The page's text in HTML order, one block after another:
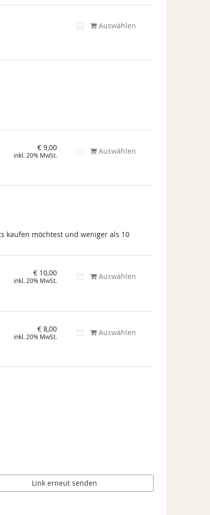
Auswählen
€ 9,00
inkl. 20% MwSt. Auswählen
kaufen möchtest und weniger als 10
€ 10,00
inkl. 20% MwSt. Auswählen
€ 8,00
inkl. 20% MwSt. Auswählen
Link erneut senden